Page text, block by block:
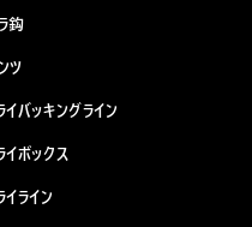
鈎
ツ
イバッキングライン
イボックス
イライン